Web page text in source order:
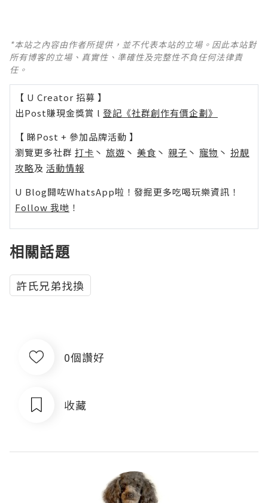
*本站之內容由作者所提供，並不代表本站的立場。因此本站對
所有博客的立場、真實性、準確性及完整性不負任何法律責
任。
【 U Creator 招募 】
出Post賺現金獎賞 l 登記《社群創作有價企劃》
【 睇Post + 參加品牌活動 】
瀏覽更多社群 打卡 丶 旅遊 丶 美食 丶 親子 丶 寵物 丶 扮靚
攻略及 活動情報
U Blog開咗WhatsApp啦！發掘更多吃喝玩樂資訊！
Follow 我哋 ！
相關話題
許氏兄弟找換
0個讚好
收藏